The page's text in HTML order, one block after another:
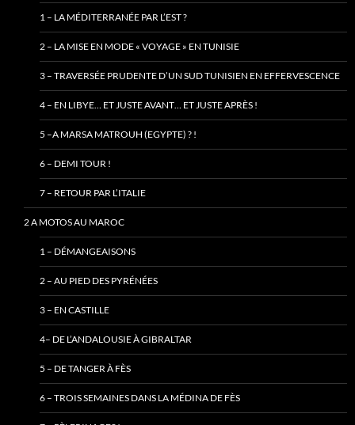
1 – LA MÉDITERRANÉE PAR L’EST ?
2 – LA MISE EN MODE « VOYAGE » EN TUNISIE
3 – TRAVERSÉE PRUDENTE D’UN SUD TUNISIEN EN EFFERVESCENCE
4 – EN LIBYE… ET JUSTE AVANT… ET JUSTE APRÈS !
5 –A MARSA MATROUH (EGYPTE) ? !
6 – DEMI TOUR !
7 – RETOUR PAR L’ITALIE
2 A MOTOS AU MAROC
1 – DÉMANGEAISONS
2 – AU PIED DES PYRÉNÉES
3 – EN CASTILLE
4– DE L’ANDALOUSIE À GIBRALTAR
5 – DE TANGER À FÈS
6 – TROIS SEMAINES DANS LA MÉDINA DE FÈS